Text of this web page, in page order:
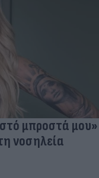
μπροστά μου»
νοσηλεία